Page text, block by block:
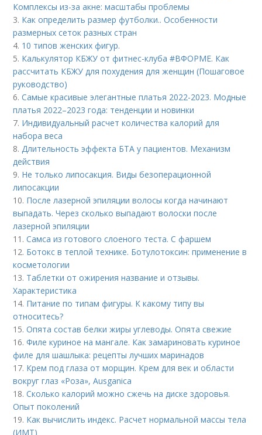
Комплексы из-за акне: масштабы проблемы
3. Как определить размер футболки.. Особенности
размерных сеток разных стран
4. 10 типов женских фигур.
5. Калькулятор КБЖУ от фитнес-клуба #ВФОРМЕ. Как
рассчитать КБЖУ для похудения для женщин (Пошаговое
руководство)
6.Самые красивые элегантные платья 2022-2023. Модные
платья 2022–2023 года: тенденции и новинки
7. Индивидуальный расчет количества калорий для
набора веса
8.Длительность эффекта БТА у пациентов. Механизм
действия
9. Не только липосакция. Виды безоперационной
липосакции
10. После лазерной эпиляции волосы когда начинают
выпадать. Через сколько выпадают волоски после
лазерной эпиляции
11.Самса из готового слоеного теста. С фаршем
12. Ботокс в теплой технике. Ботулотоксин: применение в
косметологии
13. Таблетки от ожирения название и отзывы.
Характеристика
14. Питание по типам фигуры. К какому типу вы
относитесь?
15.Опята состав белки жиры углеводы. Опята свежие
16.Филе куриное на мангале. Как замариновать куриное
филе для шашлыка: рецепты лучших маринадов
17. Крем под глаза от морщин. Крем для век и области
вокруг глаз «Роза», Ausganica
18.Сколько калорий можно сжечь на диске здоровья.
Опыт поколений
19. Как вычислить индекс. Расчет нормальной массы тела
(ИМТ)